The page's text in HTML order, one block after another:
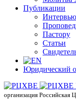
Публикации
Интервью
Пастору
Статьи
Юридический
организация Российская